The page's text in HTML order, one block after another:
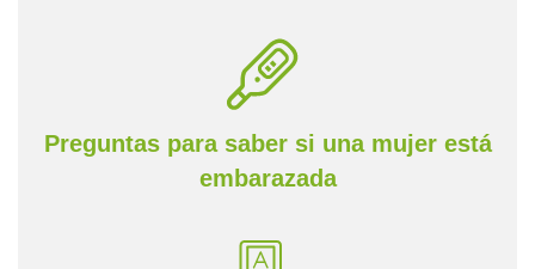
Preguntas para saber si una mujer está
embarazada